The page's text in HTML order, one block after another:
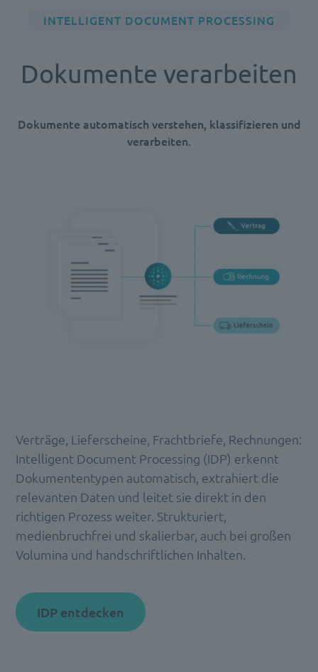
INTELLIGENT DOCUMENT PROCESSING
Dokumente verarbeiten
Dokumente automatisch verstehen, klassifizieren und
verarbeiten.
Verträge, Lieferscheine, Frachtbriefe, Rechnungen:
Intelligent Document Processing (IDP) erkennt
Dokumententypen automatisch, extrahiert die
relevanten Daten und leitet sie direkt in den
richtigen Prozess weiter. Strukturiert,
medienbruchfrei und skalierbar, auch bei großen
Volumina und handschriftlichen Inhalten.
IDP entdecken